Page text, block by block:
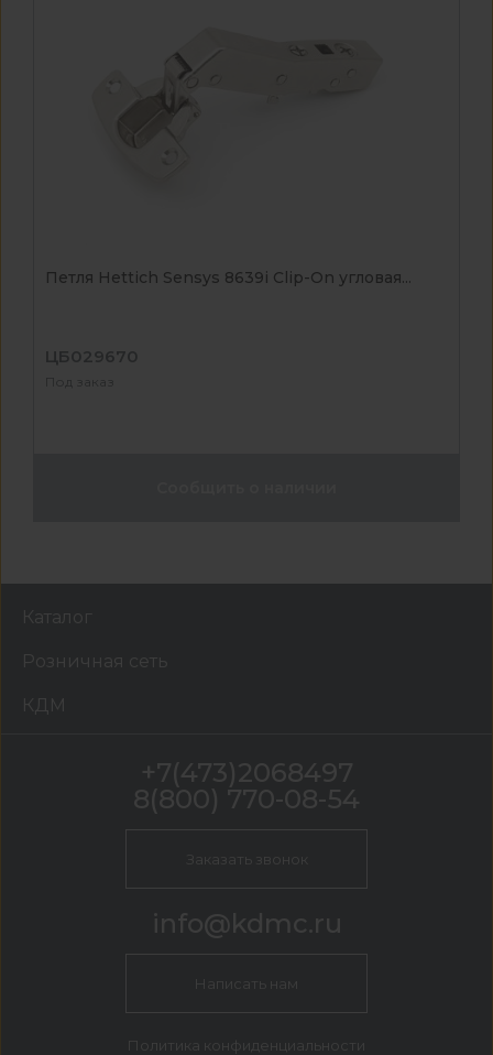
Петля Hettich Sensys 8639i Clip-On угловая...
ЦБ029670
Под заказ
Каталог
Розничная сеть
КДМ
+7(473)2068497
8(800) 770-08-54
Заказать звонок
info@kdmc.ru
Написать нам
Политика конфиденциальности